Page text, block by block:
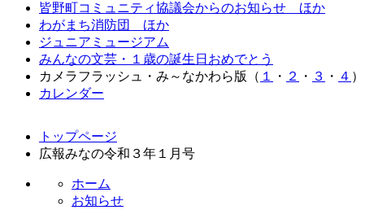
皆野町コミュニティ協議会からのお知らせ ほか
わがまち消防団 ほか
ジュニアミュージアム
みんなの文芸・１歳の誕生日おめでとう
カメラフラッシュ・み～なかわら版（ １ ・ ２ ・ ３ ・ ４ ）
カレンダー
トップページ
広報みなの令和３年１月号
ホーム
お知らせ